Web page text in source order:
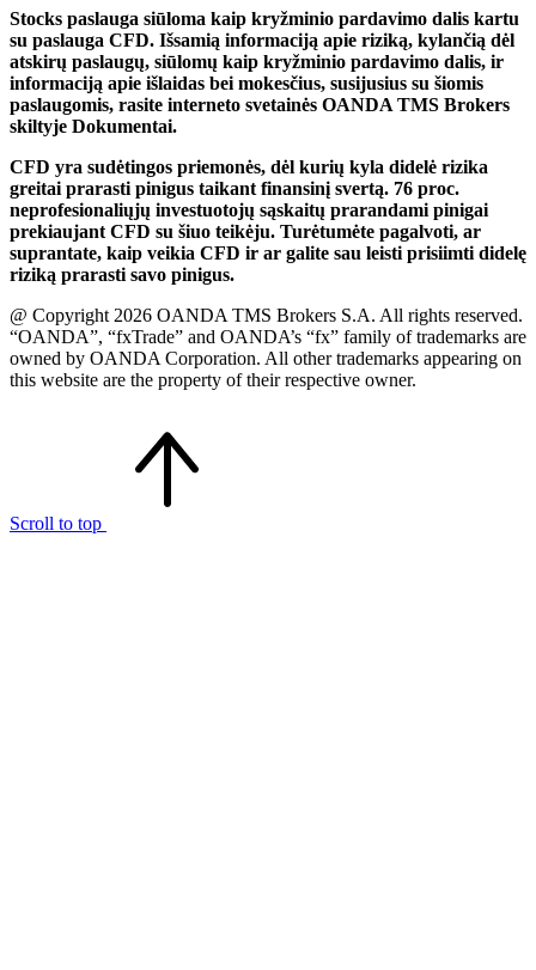
Stocks paslauga siūloma kaip kryžminio pardavimo dalis kartu
su paslauga CFD. Išsamią informaciją apie riziką, kylančią dėl
atskirų paslaugų, siūlomų kaip kryžminio pardavimo dalis, ir
informaciją apie išlaidas bei mokesčius, susijusius su šiomis
paslaugomis, rasite interneto svetainės OANDA TMS Brokers
skiltyje Dokumentai.
CFD yra sudėtingos priemonės, dėl kurių kyla didelė rizika
greitai prarasti pinigus taikant finansinį svertą. 76 proc.
neprofesionaliųjų investuotojų sąskaitų prarandami pinigai
prekiaujant CFD su šiuo teikėju. Turėtumėte pagalvoti, ar
suprantate, kaip veikia CFD ir ar galite sau leisti prisiimti didelę
riziką prarasti savo pinigus.
@ Copyright 2026 OANDA TMS Brokers S.A. All rights reserved.
“OANDA”, “fxTrade” and OANDA’s “fx” family of trademarks are
owned by OANDA Corporation. All other trademarks appearing on
this website are the property of their respective owner.
Scroll to top